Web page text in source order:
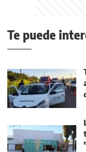
Te puede